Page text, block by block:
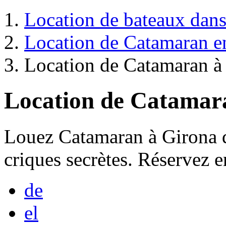
Location de bateaux
Location de Catamaran
Location de Catamaran
Location de
Louez Catamaran à
criques secrètes. Réservez
de
el